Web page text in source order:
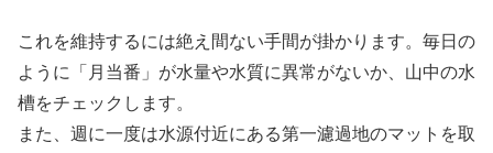
これを維持するには絶え間ない手間が掛かります。毎日の
ように「月当番」が水量や水質に異常がないか、山中の水
槽をチェックします。
また、週に一度は水源付近にある第一濾過地のマットを取